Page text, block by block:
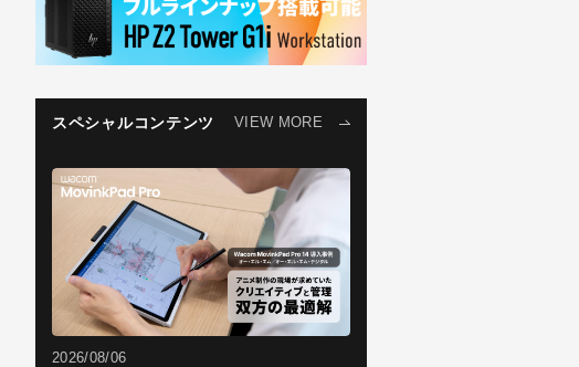
スペシャルコンテンツ VIEW MORE
2026/08/06